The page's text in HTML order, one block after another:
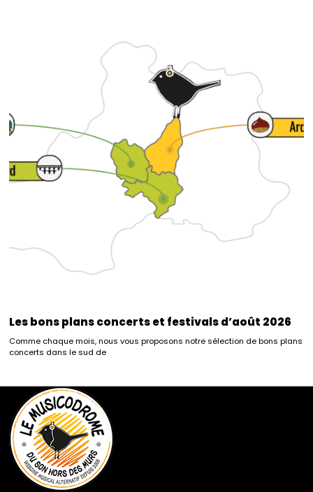
Les bons plans concerts et festivals d’août 2026
Comme chaque mois, nous vous proposons notre sélection de bons plans
concerts dans le sud de